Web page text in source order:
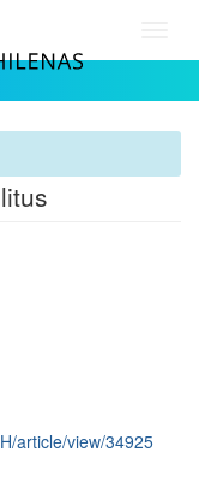
article/view/34925